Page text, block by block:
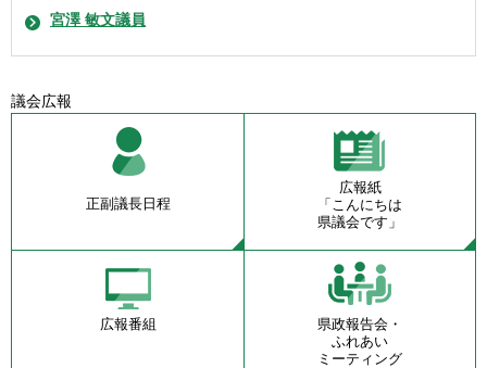
宮澤 敏文議員
議会広報
正副議長日程
広報紙
「こんにちは
県議会です」
広報番組
県政報告会・
ふれあい
ミーティング